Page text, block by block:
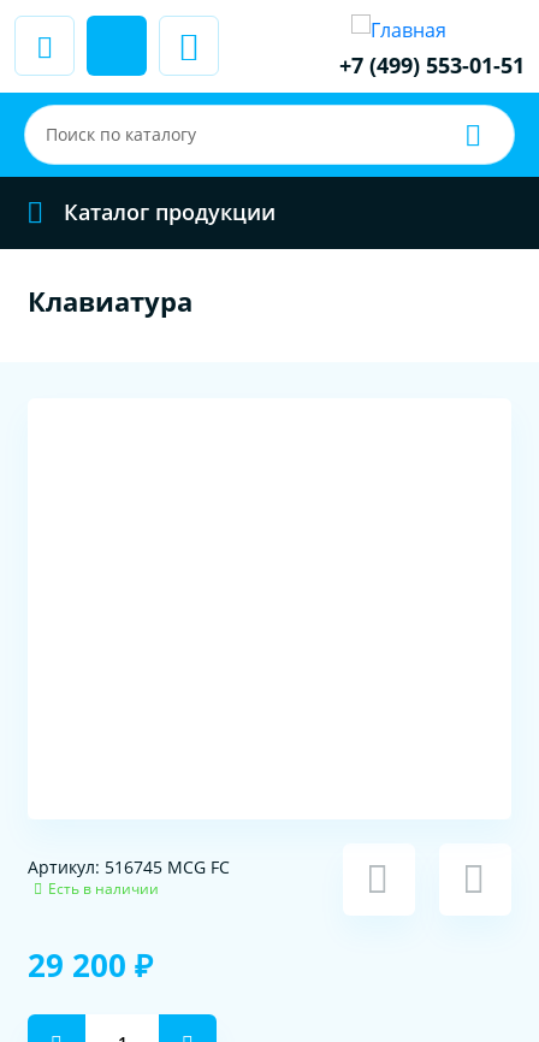
+7 (499) 553-01-51
Каталог продукции
Клавиатура
Артикул: 516745 MCG FC
Есть в наличии
29 200 ₽